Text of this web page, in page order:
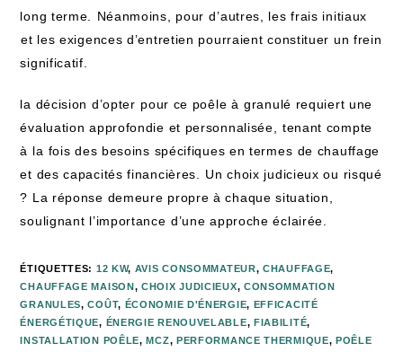
long‌ terme.⁣ Néanmoins, pour ⁤d’autres, les frais initiaux
⁣et les exigences d’entretien pourraient constituer un frein⁢
significatif.
la décision d’opter⁣ pour ce poêle à ⁤granulé requiert​ une‍
évaluation approfondie et personnalisée, ⁢tenant‍ compte
à la ⁢fois des besoins‍ spécifiques en termes⁤ de chauffage
et des capacités financières. ⁣Un choix judicieux ou ‍risqué
? La réponse‍ demeure‌ propre à‍ chaque situation,
soulignant l’importance ⁣d’une approche éclairée.
ÉTIQUETTES: 12 KW, AVIS CONSOMMATEUR, CHAUFFAGE,
CHAUFFAGE MAISON, CHOIX JUDICIEUX, CONSOMMATION
GRANULES, COÛT, ÉCONOMIE D'ÉNERGIE, EFFICACITÉ
ÉNERGÉTIQUE, ÉNERGIE RENOUVELABLE, FIABILITÉ,
INSTALLATION POÊLE, MCZ, PERFORMANCE THERMIQUE, POÊLE